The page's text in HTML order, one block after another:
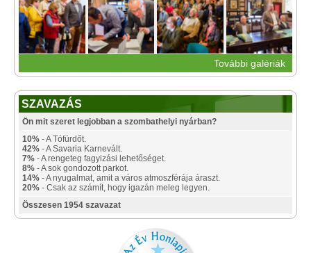
További galériák
SZAVAZÁS
Ön mit szeret legjobban a szombathelyi nyárban?
10% - A Tófürdőt.
42% - A Savaria Karnevált.
7% - A rengeteg fagyizási lehetőséget.
8% - A sok gondozott parkot.
14% - A nyugalmat, amit a város atmoszférája áraszt.
20% - Csak az számít, hogy igazán meleg legyen.
Összesen 1954 szavazat